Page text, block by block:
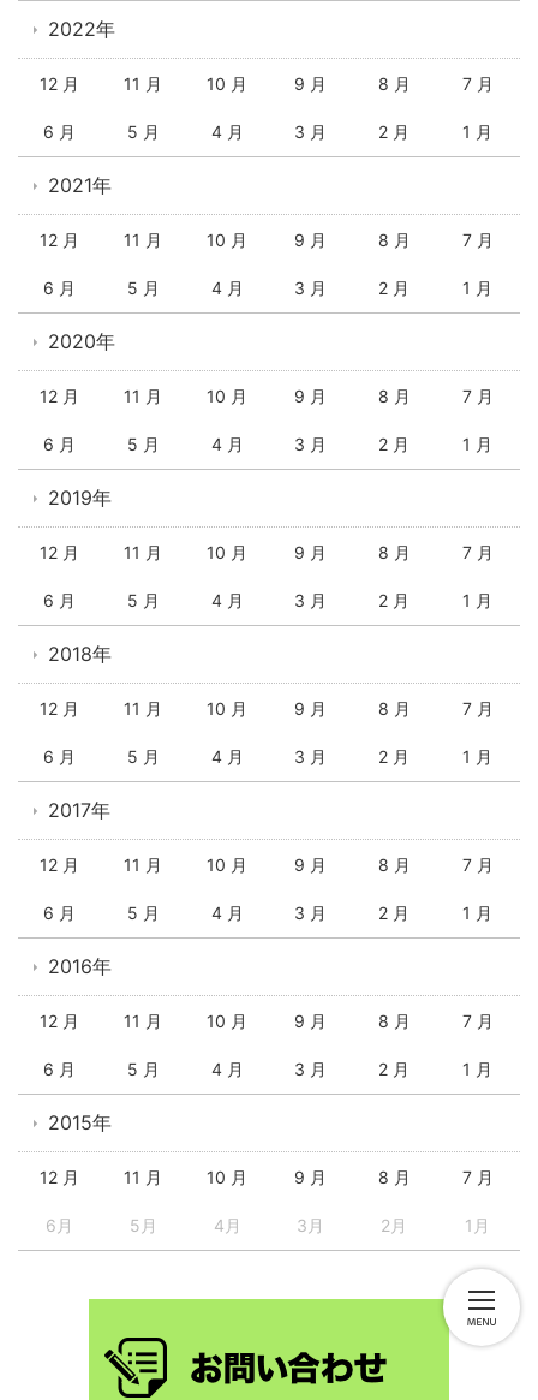
2022年
12 月 11 月 10 月 9 月 8 月 7 月
6 月 5 月 4 月 3 月 2 月 1 月
2021年
12 月 11 月 10 月 9 月 8 月 7 月
6 月 5 月 4 月 3 月 2 月 1 月
2020年
12 月 11 月 10 月 9 月 8 月 7 月
6 月 5 月 4 月 3 月 2 月 1 月
2019年
12 月 11 月 10 月 9 月 8 月 7 月
6 月 5 月 4 月 3 月 2 月 1 月
2018年
12 月 11 月 10 月 9 月 8 月 7 月
6 月 5 月 4 月 3 月 2 月 1 月
2017年
12 月 11 月 10 月 9 月 8 月 7 月
6 月 5 月 4 月 3 月 2 月 1 月
2016年
12 月 11 月 10 月 9 月 8 月 7 月
6 月 5 月 4 月 3 月 2 月 1 月
2015年
12 月 11 月 10 月 9 月 8 月 7 月
6月 5月 4月 3月 2月 1月